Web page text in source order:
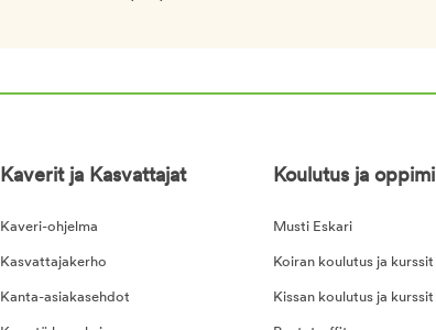
Kaverit ja Kasvattajat
Kaveri-ohjelma
Kasvattajakerho
Kanta-asiakasehdot
Koulutus ja
Musti Eskari
Koiran koulutus ja kurssit
Kissan koulutus ja kurssit